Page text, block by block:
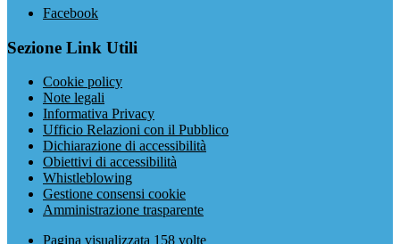
Facebook
Sezione Link Utili
Cookie policy
Note legali
Informativa Privacy
Ufficio Relazioni con il Pubblico
Dichiarazione di accessibilità
Obiettivi di accessibilità
Whistleblowing
Gestione consensi cookie
Amministrazione trasparente
Pagina visualizzata 158 volte